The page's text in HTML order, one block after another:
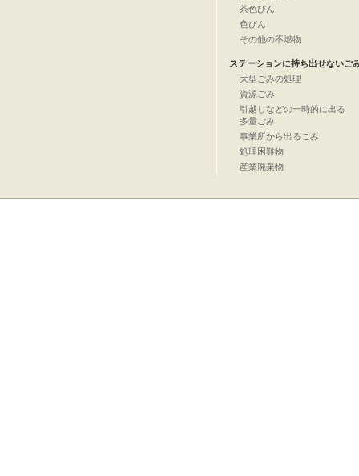
茶色びん
色びん
その他の不燃物
ステーションに持ち出せないご
大型ごみの処理
資源ごみ
引越しなどの一時的に出る
多量ごみ
事業所から出るごみ
処理困難物
産業廃棄物